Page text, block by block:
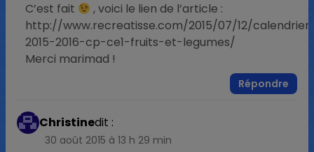
C’est fait
, voici le lien de l’article :
http://www.recreatisse.com/2015/07/12/
2015-2016-cp-ce1-fruits-et-legumes/
Merci marimad !
Répondre
Christinedit :
30 août 2015 à 13 h 29 min